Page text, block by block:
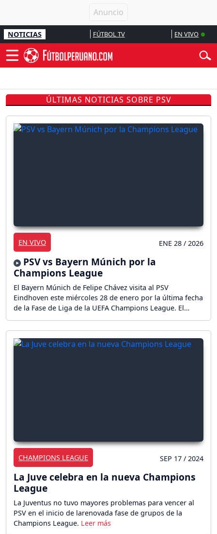
NOTICIAS FÚTBOL TV EN VIVO
ÚLTIMAS NOTICIAS SOBRE PSV
EN VIVO ENE 28 / 2026
PSV vs Bayern Múnich por la
Champions League
El Bayern Múnich de Felipe Chávez visita al PSV
Eindhoven este miércoles 28 de enero por la última fecha
de la Fase de Liga de la UEFA Champions League. El
duelo entre alemanes y neerlandeses se juega en el
Philips Stadion desde las 15:00 horas (20:00 GMT). ¡Sigue
el partido en vivo!
CHAMPIONS LEAGUE SEP 17 / 2024
La Juve celebra en la nueva Champions
League
La Juventus no tuvo mayores problemas para vencer al
PSV en el inicio de larenovada fase de grupos de la
Champions League.